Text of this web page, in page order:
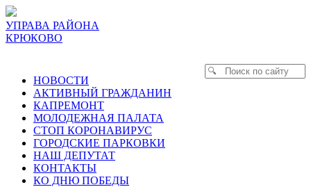
УПРАВА РАЙОНА
КРЮКОВО
НОВОСТИ
АКТИВНЫЙ ГРАЖДАНИН
КАПРЕМОНТ
МОЛОДЕЖНАЯ ПАЛАТА
СТОП КОРОНАВИРУС
ГОРОДСКИЕ ПАРКОВКИ
НАШ ДЕПУТАТ
КОНТАКТЫ
КО ДНЮ ПОБЕДЫ